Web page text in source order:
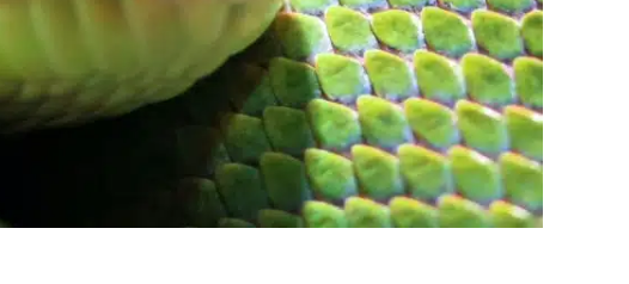
Kundenbewertungen und Erfahrungen zu
julian-funke.de
100
%
Empfehlungen auf
ProvenExpert.com
SEHR GUT
4,87
/
5,00